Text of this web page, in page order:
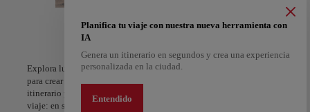
A Coruña
España
Explora lugares, experiencias y marca con el corazón tus favoritos
para crear tu ruta y compartirla. ¿Quieres más ideas? Obtén un
itinerario personalizado según tus intereses y la duración de tu
viaje: en sólo dos pasos y descargable en Google Maps.
Planifica tu viaje con nuestra nueva herramienta con
IA
Genera un itinerario en segundos y crea una experiencia
personalizada en la ciudad.
Entendido